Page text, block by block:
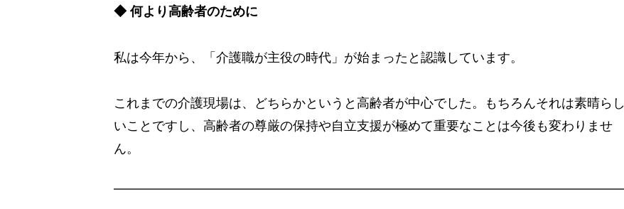
◆ 何より高齢者のために
私は今年から、「介護職が主役の時代」が始まったと認識しています。
これまでの介護現場は、どちらかというと高齢者が中心でした。もちろんそれは素晴らし
いことですし、高齢者の尊厳の保持や自立支援が極めて重要なことは今後も変わりませ
ん。